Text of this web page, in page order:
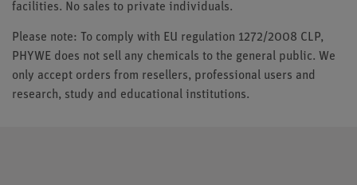
facilities. No sales to private individuals.
Please note: To comply with EU regulation 1272/2008 CLP,
PHYWE does not sell any chemicals to the general public. We
only accept orders from resellers, professional users and
research, study and educational institutions.